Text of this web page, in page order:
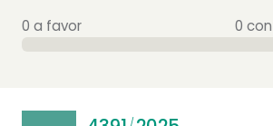
0 a favor 0